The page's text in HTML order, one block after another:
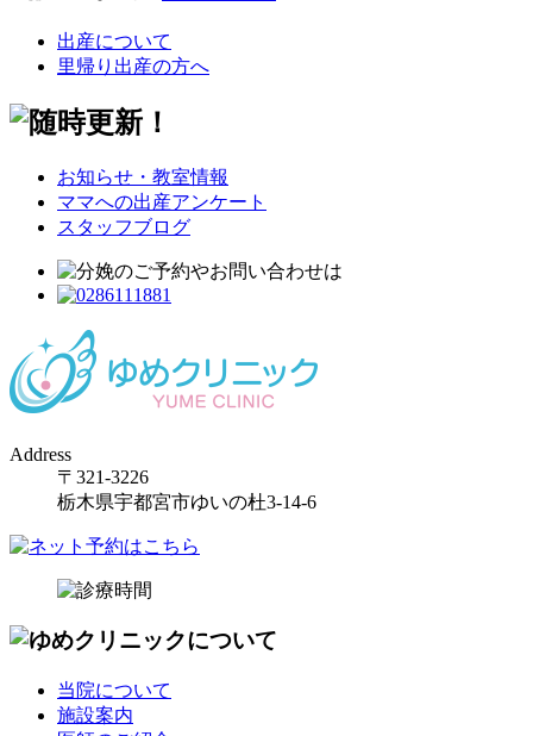
出産について
里帰り出産の方へ
お知らせ・教室情報
ママへの出産アンケート
スタッフブログ
Address
〒321-3226
栃木県宇都宮市ゆいの杜3-14-6
当院について
施設案内